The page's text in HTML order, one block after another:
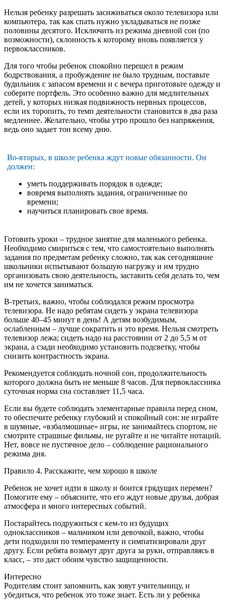
Нельзя ребенку разрешать засиживаться около телевизора или
компьютера, так как спать нужно укладываться не позже
половины десятого. Исключить из режима дневной сон (по
возможности), склонность к которому вновь появляется у
первоклассников.
Для того чтобы ребенок спокойно перешел в режим
бодрствования, а пробуждение не было трудным, поставьте
будильник с запасом времени и с вечера приготовьте одежду и
соберите портфель. Это особенно важно для медлительных
детей, у которых низкая подвижность нервных процессов,
если их торопить, то темп деятельности становится в два раза
медленнее. Желательно, чтобы утро прошло без напряжения,
ведь оно задает тон всему дню.
Во-вторых, в школе ребенка ждут новые обязанности. Он
должен:
уметь поддерживать порядок в одежде;
вовремя выполнять задания, ограниченные по
времени;
научиться планировать свое время.
Готовить уроки – трудное занятие для маленького ребенка.
Необходимо смириться с тем, что самостоятельно выполнять
задания по предметам ребенку сложно, так как сегодняшние
школьники испытывают большую нагрузку и им трудно
организовать свою деятельность, заставить себя делать то, чем
им не хочется заниматься.
В-третьих, важно, чтобы соблюдался режим просмотра
телевизора. Не надо ребятам сидеть у экрана телевизора
больше 40–45 минут в день! А детям возбудимым,
ослабленным – лучше сократить и это время. Нельзя смотреть
телевизор лежа; сидеть надо на расстоянии от 2 до 5,5 м от
экрана, а сзади необходимо установить подсветку, чтобы
снизить контрастность экрана.
Рекомендуется соблюдать ночной сон, продолжительность
которого должна быть не меньше 8 часов. Для первоклассника
суточная норма сна составляет 11,5 часа.
Если вы будете соблюдать элементарные правила перед сном,
то обеспечите ребенку глубокий и спокойный сон: не играйте
в шумные, «взбалмошные» игры, не занимайтесь спортом, не
смотрите страшные фильмы, не ругайте и не читайте нотаций.
Нет, вовсе не пустячное дело – соблюдение рационального
режима дня.
Правило 4. Расскажите, чем хорошо в школе
Ребенок не хочет идти в школу и боится грядущих перемен?
Помогите ему – объясните, что его ждут новые друзья, добрая
атмосфера и много интересных событий.
Постарайтесь подружиться с кем-то из будущих
одноклассников – мальчиком или девочкой, важно, чтобы
дети подходили по темпераменту и симпатизировали друг
другу. Если ребята возьмут друг друга за руки, отправляясь в
класс, – это даст обоим чувство защищенности.
Интересно
Родителям стоит запомнить, как зовут учительницу, и
убедиться, что ребенок это тоже знает. Есть ли у ребенка